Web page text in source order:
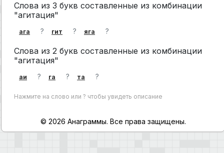
Слова из 3 букв составленные из комбинации
"агитация"
ага ? гит ? яга ?
Слова из 2 букв составленные из комбинации
"агитация"
аи ? га ? та ?
Нажмите на слово или ? чтобы увидеть описание
© 2026 Анаграммы. Все права защищены.